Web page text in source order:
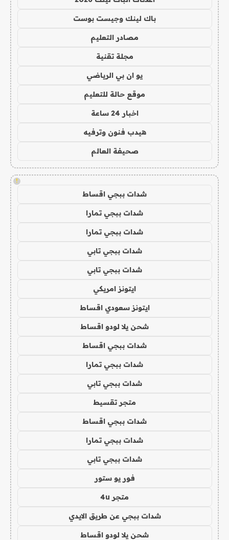
باك لينك وجيست بوست
مصادر التعليم
مجلة تقنية
يو ان بي الرياضي
موقع حالة للتعليم
اخبار 24 ساعة
هيدب فنون وترفيه
صحيفة العالم
!
شدات ببجي اقساط
شدات ببجي تمارا
شدات ببجي تمارا
شدات ببجي تابي
شدات ببجي تابي
ايتونز امريكي
ايتونز سعودي اقساط
شحن يلا لودو اقساط
شدات ببجي اقساط
شدات ببجي تمارا
شدات ببجي تابي
متجر تقسيط
شدات ببجي اقساط
شدات ببجي تمارا
شدات ببجي تابي
فور يو ستور
متجر 4u
شدات ببجي عن طريق الايدي
شحن يلا لودو اقساط